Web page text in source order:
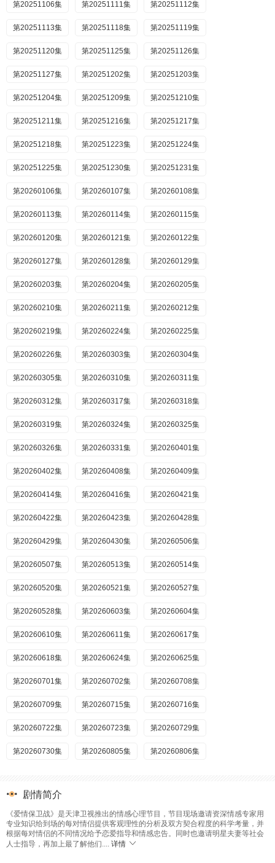
第20251106集 第20251111集 第20251112集
第20251113集 第20251118集 第20251119集
第20251120集 第20251125集 第20251126集
第20251127集 第20251202集 第20251203集
第20251204集 第20251209集 第20251210集
第20251211集 第20251216集 第20251217集
第20251218集 第20251223集 第20251224集
第20251225集 第20251230集 第20251231集
第20260106集 第20260107集 第20260108集
第20260113集 第20260114集 第20260115集
第20260120集 第20260121集 第20260122集
第20260127集 第20260128集 第20260129集
第20260203集 第20260204集 第20260205集
第20260210集 第20260211集 第20260212集
第20260219集 第20260224集 第20260225集
第20260226集 第20260303集 第20260304集
第20260305集 第20260310集 第20260311集
第20260312集 第20260317集 第20260318集
第20260319集 第20260324集 第20260325集
第20260326集 第20260331集 第20260401集
第20260402集 第20260408集 第20260409集
第20260414集 第20260416集 第20260421集
第20260422集 第20260423集 第20260428集
第20260429集 第20260430集 第20260506集
第20260507集 第20260513集 第20260514集
第20260520集 第20260521集 第20260527集
第20260528集 第20260603集 第20260604集
第20260610集 第20260611集 第20260617集
第20260618集 第20260624集 第20260625集
第20260701集 第20260702集 第20260708集
第20260709集 第20260715集 第20260716集
第20260722集 第20260723集 第20260729集
第20260730集 第20260805集 第20260806集
剧情简介
《爱情保卫战》是天津卫视推出的情感心理节目，节目现场邀请资深情感专家用
专业知识给到场的每对情侣提供客观理性的分析及双方契合程度的科学考量，并
根据每对情侣的不同情况给予恋爱指导和情感忠告。同时也邀请明星夫妻等社会
人士指导，再加上最了解他们.... 详情